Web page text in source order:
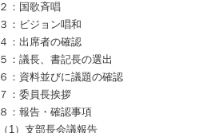
２：国歌斉唱
３：ビジョン唱和
４：出席者の確認
５：議長、書記長の選出
６：資料並びに議題の確認
７：委員長挨拶
８：報告・確認事項
（1）支部長会議報告